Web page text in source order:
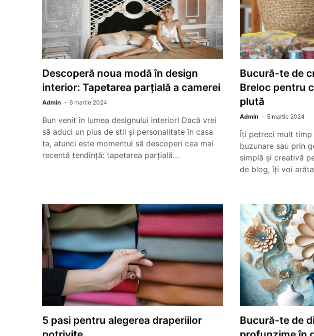
Descoperă noua modă în design
interior: Tapetarea parțială a camerei
Admin 6 martie 2024
Bun venit în lumea designului interior! Dacă vrei
să aduci un plus de stil și personalitate în casa
ta, atunci este momentul să descoperi cea mai
recentă tendință: tapetarea parțială…
Bucură-te de
Breloc pentru
plută
Admin 5 martie 2024
Îți petreci mult timp
buzunare sau prin
simplă și creativă
de blog, îți voi
5 pasi pentru alegerea draperiilor
Bucură-te de